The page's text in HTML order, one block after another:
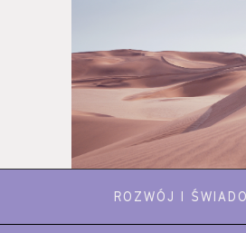
ROZWÓJ I